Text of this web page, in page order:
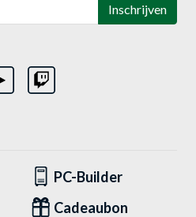
Inschrijven
PC-Builder
Cadeaubon